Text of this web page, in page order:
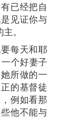
已经把自
见证你与
。
每天和耶
个好妻子
所做的一
的基督徒
例如看那
他不能与